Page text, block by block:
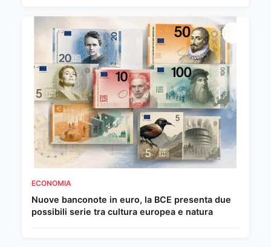
ECONOMIA
Nuove banconote in euro, la BCE presenta due
possibili serie tra cultura europea e natura